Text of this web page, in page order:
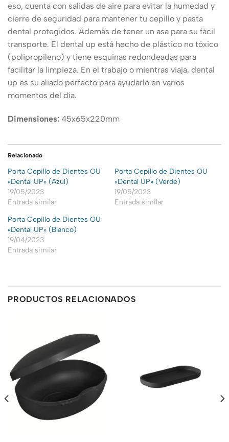
eso, cuenta con salidas de aire para evitar la humedad y
cierre de seguridad para mantener tu cepillo y pasta
dental protegidos. Además de tener un asa para su fácil
transporte. El dental up está hecho de plástico no tóxico
(polipropileno) y tiene esquinas redondeadas para
facilitar la limpieza. En el trabajo o mientras viaja, dental
up es su aliado perfecto para ayudarlo en varios
momentos del día.
Dimensiones: 45x65x220mm
Relacionado
Porta Cepillo de Dientes OU
«Dental UP» (Azul)
19/05/2023
Entrada similar
Porta Cepillo de Dientes OU
«Dental UP» (Verde)
19/05/2023
Entrada similar
Porta Cepillo de Dientes OU
«Dental UP» (Blanco)
19/04/2023
Entrada similar
PRODUCTOS RELACIONADOS